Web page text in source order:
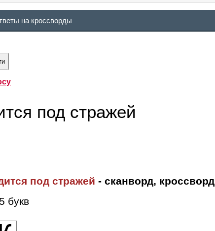
на кроссворды
под стражей
под стражей - сканворд, кроссворд
букв